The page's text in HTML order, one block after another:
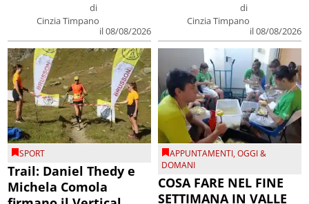
di
Cinzia Timpano
il 08/08/2026
di
Cinzia Timpano
il 08/08/2026
SPORT
Trail: Daniel Thedy e
Michela Comola
APPUNTAMENTI,OGGI &
DOMANI
COSA FARE NEL FINE
SETTIMANA IN VALLE